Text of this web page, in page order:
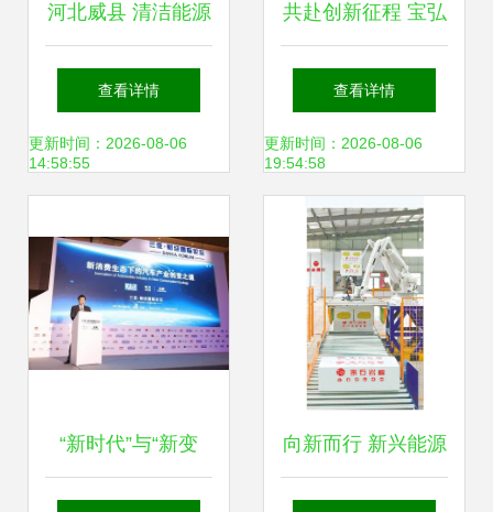
河北威县 清洁能源
产品迎产销旺季，
新兴产业赋能绿色
查看详情
更新时间：2026-08-06
14:58:55
共赴创新征程 宝弘
科技邀您出席第三
届高比能固态电池
关键材料技术大会
查看详情
更新时间：2026-08-06
19:54:58
“新时代”与“新变 向新而行 新兴能源